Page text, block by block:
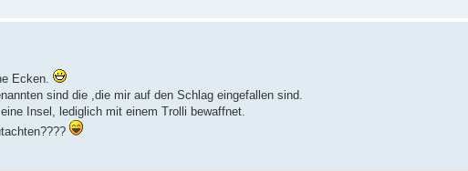
Ecken.
sind die ,die mir auf den Schlag eingefallen sind.
Insel, lediglich mit einem Trolli bewaffnet.